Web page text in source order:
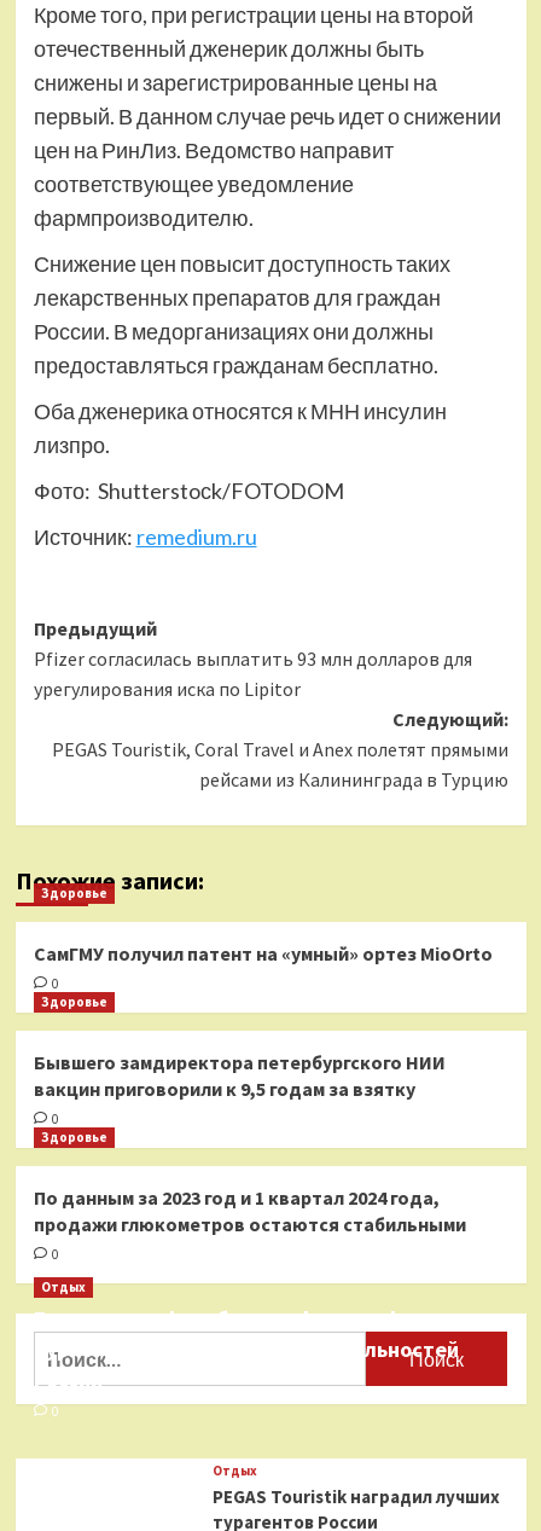
Кроме того, при регистрации цены на второй
отечественный дженерик должны быть
снижены и зарегистрированные цены на
первый. В данном случае речь идет о снижении
цен на РинЛиз. Ведомство направит
соответствующее уведомление
фармпроизводителю.
Снижение цен повысит доступность таких
лекарственных препаратов для граждан
России. В медорганизациях они должны
предоставляться гражданам бесплатно.
Оба дженерика относятся к МНН инсулин
лизпро.
Фото: Shutterstoсk/FOTODOM
Источник: remedium.ru
Навигация
записи
Предыдущий
Pfizer согласилась выплатить 93 млн долларов для
урегулирования иска по Lipitor
Следующий:
PEGAS Touristik, Coral Travel и Anex полетят прямыми
рейсами из Калининграда в Турцию
Похожие записи:
Здоровье
СамГМУ получил патент на «умный» ортез MioOrto
0
Здоровье
Бывшего замдиректора петербургского НИИ
вакцин приговорили к 9,5 годам за взятку
0
Здоровье
По данным за 2023 год и 1 квартал 2024 года,
продажи глюкометров остаются стабильными
0
Отдых
Бесплатные фотобанки с фотографиями
туристических достопримечательностей
России
0
Отдых
PEGAS Touristik наградил лучших
турагентов России